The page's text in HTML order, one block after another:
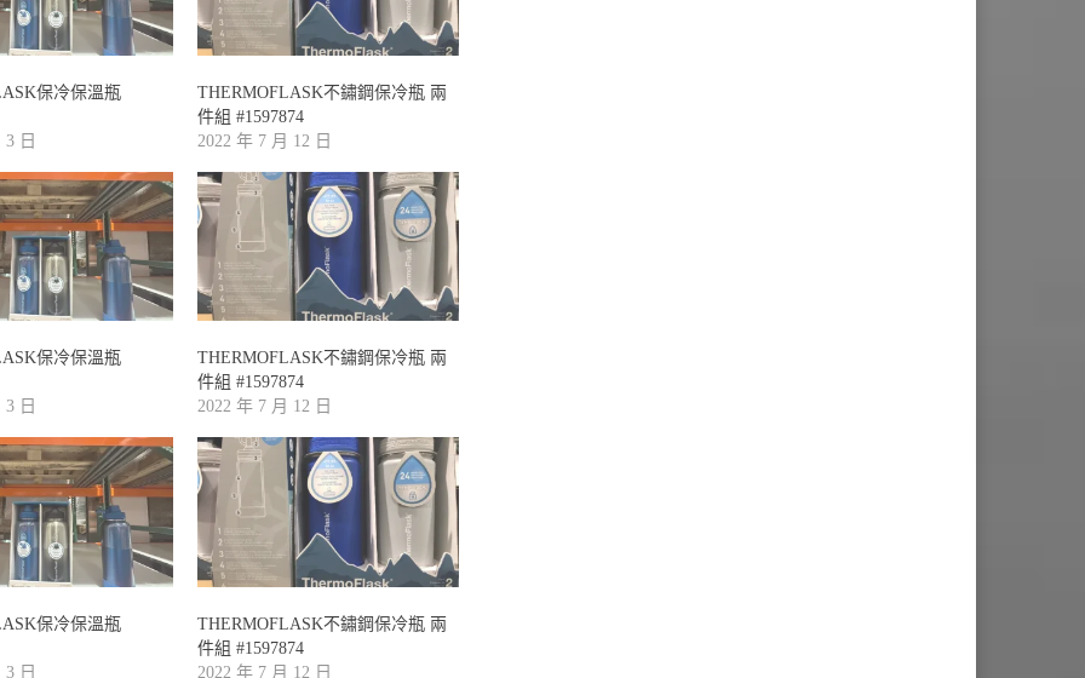
保冷保溫瓶
3 日
THERMOFLASK不鏽鋼保冷瓶 兩
件組 #1597874
2022 年 7 月 12 日
保冷保溫瓶
3 日
THERMOFLASK不鏽鋼保冷瓶 兩
件組 #1597874
2022 年 7 月 12 日
保冷保溫瓶
3 日
THERMOFLASK不鏽鋼保冷瓶 兩
件組 #1597874
2022 年 7 月 12 日